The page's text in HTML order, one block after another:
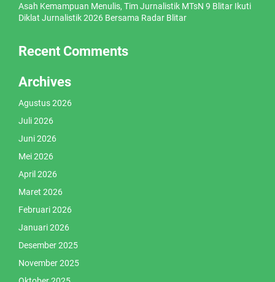
Asah Kemampuan Menulis, Tim Jurnalistik MTsN 9 Blitar Ikuti
Diklat Jurnalistik 2026 Bersama Radar Blitar
Recent Comments
Archives
Agustus 2026
Juli 2026
Juni 2026
Mei 2026
April 2026
Maret 2026
Februari 2026
Januari 2026
Desember 2025
November 2025